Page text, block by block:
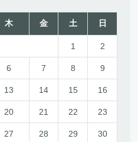
木 金 土 日
1 2
6 7 8 9
13 14 15 16
20 21 22 23
27 28 29 30